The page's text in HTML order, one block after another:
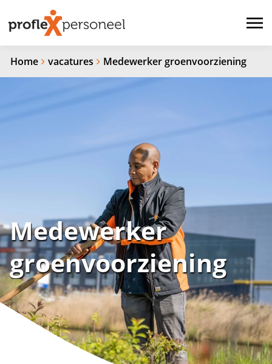
Home vacatures Medewerker groenvoorziening
Medewerker
groenvoorziening